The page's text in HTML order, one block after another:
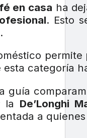
en casa ha
. Esto
.
esta categoría
guía
la De’Longhi
a